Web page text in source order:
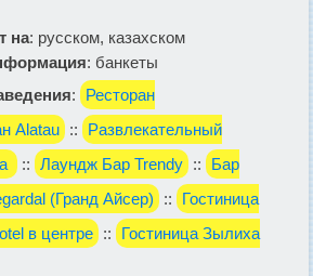
на: русском, казахском
: банкеты
:
Ресторан
Alatau ::
Развлекательный
:: Лаундж Бар Trendy ::
Бар
(Гранд Айсер) ::
Гостиница
в центре ::
Гостиница Зылиха